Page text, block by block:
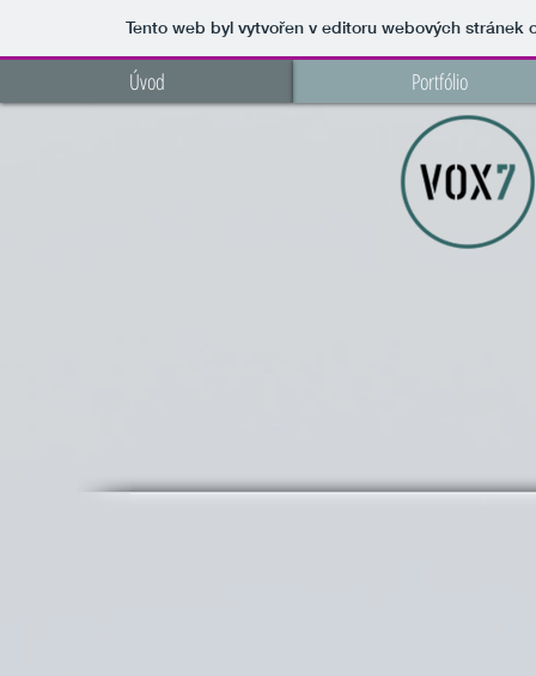
Tento web byl vytvořen v editoru webových stránek
Úvod Portfólio